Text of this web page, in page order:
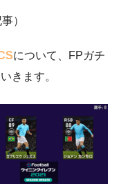
）
について、FPガチ
きます。